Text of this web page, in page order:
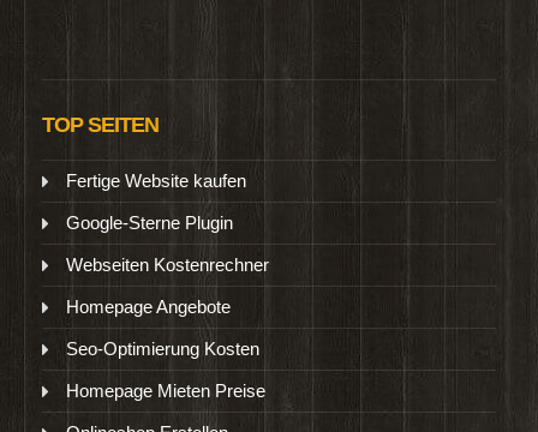
TOP SEITEN
Fertige Website kaufen
Google-Sterne Plugin
Webseiten Kostenrechner
Homepage Angebote
Seo-Optimierung Kosten
Homepage Mieten Preise